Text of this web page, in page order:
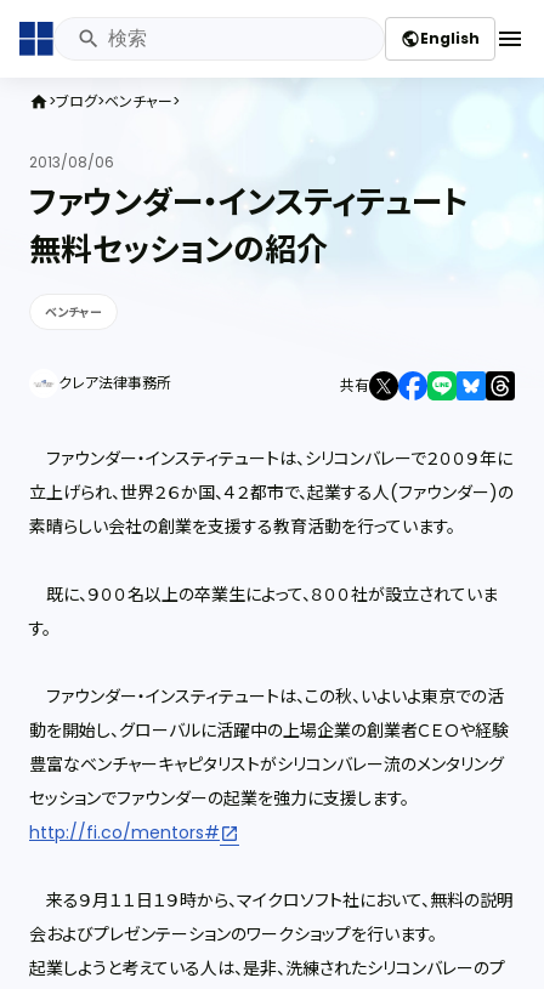
publicEnglish menu
home ブログ ベンチャー
2013/08/06
ファウンダー・インスティテュート
無料セッションの紹介
ベンチャー
クレア法律事務所 共有
ファウンダー・インスティテュートは、シリコンバレーで２００９年に
立上げられ、世界２６か国、４２都市で、起業する人(ファウンダー)の
素晴らしい会社の創業を支援する教育活動を行っています。
既に、９００名以上の卒業生によって、８００社が設立されていま
す。
ファウンダー・インスティテュートは、この秋、いよいよ東京での活
動を開始し、グローバルに活躍中の上場企業の創業者ＣＥＯや経験
豊富なベンチャーキャピタリストがシリコンバレー流のメンタリング
セッションでファウンダーの起業を強力に支援します。
http://fi.co/mentors#
来る９月１１日１９時から、マイクロソフト社において、無料の説明
会およびプレゼンテーションのワークショップを行います。
起業しようと考えている人は、是非、洗練されたシリコンバレーのプ